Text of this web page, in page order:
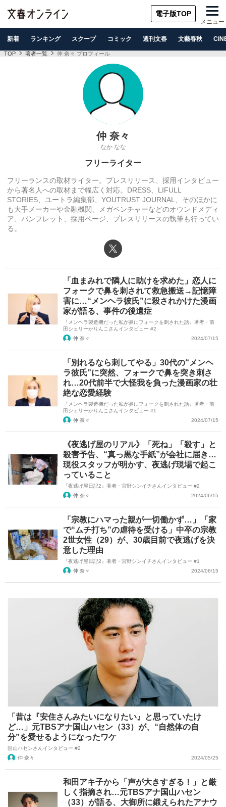
電子版TOP
メニュー
新着 ランキング スクープ コミック 週刊文春 文藝春秋
TOP 著者一覧 仲 奈々 プロフィール
仲 奈々
なか なな
フリーライター
フリーランスの取材ライター。プレスリリース、採用インタビュー
から著名人への取材まで幅広く対応。DRESS、LIFULL
STORIES、ユートラ編集部、YOUTRUST JOURNAL、そのほかに
も大手メーカーや金融機関、メガベンチャーなどのオウンドメディ
ア、パンフレット、採用ページ、プレスリリースの執筆も行ってい
る。
「血まみれで隣人に助けを求めた」恋人に
フォークで鼻を刺されて救急搬送→記憶障
害に…“メンヘラ彼氏”に殺されかけた漫画
家が語る、事件の後遺症
『メンヘラ製造機だった私が鼻にフォークを刺された話』著者・前
田シェリーかりんこさんインタビュー #2
仲 奈々
2024/07/15
「別れるなら刺してやる」30代の“メンヘ
ラ彼氏”に突然、フォークで鼻を突き刺さ
れ…20代前半で大怪我を負った漫画家の壮
絶な恋愛経験
『メンヘラ製造機だった私が鼻にフォークを刺された話』著者・前
田シェリーかりんこさんインタビュー #1
仲 奈々
2024/07/15
《夜逃げ屋のリアル》「死ね」「殺す」と
殺害予告、“真っ黒な手紙”が会社に届き…
現役スタッフが明かす、夜逃げ現場で起こ
っていること
『夜逃げ屋日記2』著者・宮野シンイチさんインタビュー #2
仲 奈々
2024/06/15
「宗教にハマった親が一切働かず…」「家
で“ムチ打ち”の虐待を受ける」中卒の宗教
2世女性（29）が、30歳目前で夜逃げを決
意した理由
『夜逃げ屋日記2』著者・宮野シンイチさんインタビュー #1
仲 奈々
2024/06/15
「昔は『安住さんみたいになりたい』と思っていたけ
ど…」元TBSアナ国山ハセン（33）が、“自然体の自
分”を愛せるようになったワケ
国山ハセンさんインタビュー #2
仲 奈々
2024/05/25
和田アキ子から「声が大きすぎる！」と厳
しく指摘され…元TBSアナ国山ハセン
（33）が語る、大御所に鍛えられたアナウ